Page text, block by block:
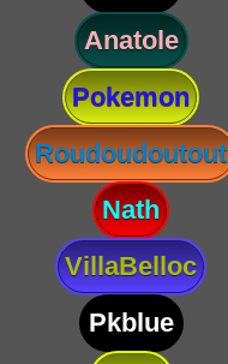
Anatole
Pokemon
Roudoudoutout
Nath
VillaBelloc
Pkblue